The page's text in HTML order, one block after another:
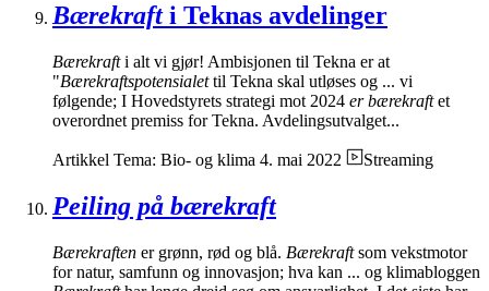
Bærekrafti Teknas avdelinger
Bærekrafti alt vi gjør! Ambisjonen til Tekna er at
"Bærekraftspotensialettil Tekna skal utløses og ... vi
følgende; I Hovedstyrets strategi mot 2024 er bærekraftet
overordnet premiss for Tekna. Avdelingsutvalget...
Artikkel Tema: Bio- og klima 4. mai 2022 Streaming
Peiling på bærekraft
Bærekraften er grønn, rød og blå. Bærekraftsom vekstmotor
for natur, samfunn og innovasjon; hva kan ... og klimabloggen